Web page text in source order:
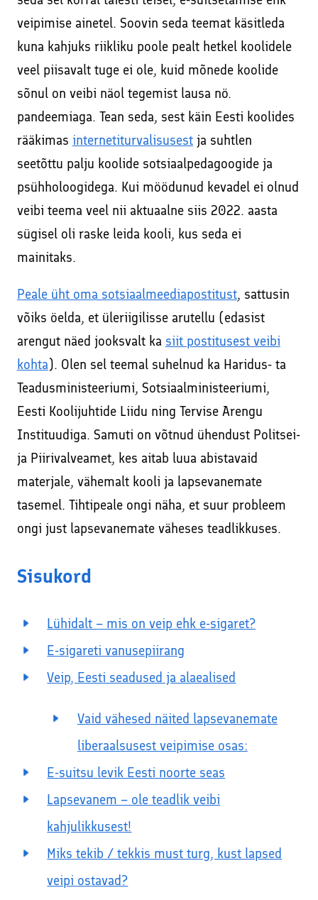
Kodulehe tekstide kirjutamine
SEO – kodulehe otsimootoritele optimeerimine
Sisuturundus ja sisuloome
Google Ads reklaami haldamine ja konsultatsioonid
Interneti turvalisuse ja veibi loengud koolides
Lisateenused läbi koostööpartnerite
Sooduskoodid ja -pakkumised koostööpartneritelt!
Veebikoolitus – SEO, sisuturundus ja -loome
Õppekorralduse alused
Koolitaja Brit Mesipuu
Koolitaja Maido Mesipuu
Interneti turvalisuse ja veibi loengud koolides
veipimise ainetel. Soovin seda teemat käsitleda
kuna kahjuks riikliku poole pealt hetkel koolidele
veel piisavalt tuge ei ole, kuid mõnede koolide
sõnul on veibi näol tegemist lausa nö.
pandeemiaga. Tean seda, sest käin Eesti koolides
rääkimas internetiturvalisusestja suhtlen
seetõttu palju koolide sotsiaalpedagoogide ja
psühholoogidega. Kui möödunud kevadel ei olnud
veibi teema veel nii aktuaalne siis 2022. aasta
sügisel oli raske leida kooli, kus seda ei
mainitaks.
Peale üht oma sotsiaalmeediapostitust, sattusin
võiks öelda, et üleriigilisse arutellu (edasist
arengut näed jooksvalt ka siit postitusest veibi
kohta). Olen sel teemal suhelnud ka Haridus- ta
Teadusministeeriumi, Sotsiaalministeeriumi,
Eesti Koolijuhtide Liidu ning Tervise Arengu
Instituudiga. Samuti on võtnud ühendust Politsei-
ja Piirivalveamet, kes aitab luua abistavaid
materjale, vähemalt kooli ja lapsevanemate
tasemel. Tihtipeale ongi näha, et suur probleem
ongi just lapsevanemate väheses teadlikkuses.
Sisukord
Lühidalt – mis on veip ehk e-sigaret?
E-sigareti vanusepiirang
Veip, Eesti seadused ja alaealised
Vaid vähesed näited lapsevanemate
liberaalsusest veipimise osas:
E-suitsu levik Eesti noorte seas
Lapsevanem – ole teadlik veibi
kahjulikkusest!
Miks tekib / tekkis must turg, kust lapsed
veipi ostavad?